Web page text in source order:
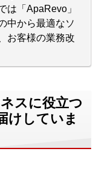
は「ApaRevo」
中から最適なソ
お客様の業務改
スに役立つ
けしていま